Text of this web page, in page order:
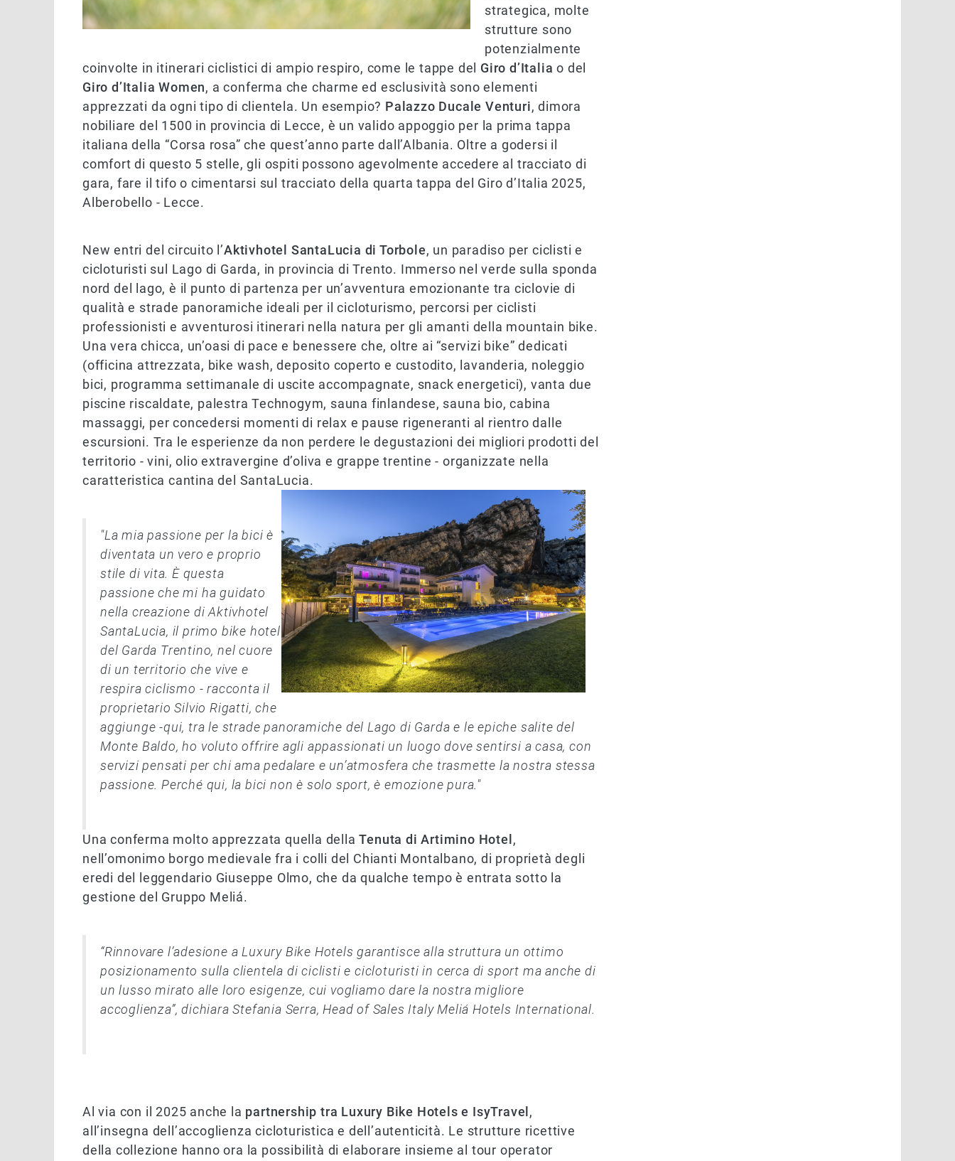
strategica, molte
strutture sono
potenzialmente
coinvolte in itinerari ciclistici di ampio respiro, come le tappe del Giro d’Italia o del
Giro d’Italia Women, a conferma che charme ed esclusività sono elementi
apprezzati da ogni tipo di clientela. Un esempio? Palazzo Ducale Venturi, dimora
nobiliare del 1500 in provincia di Lecce, è un valido appoggio per la prima tappa
italiana della “Corsa rosa” che quest’anno parte dall’Albania. Oltre a godersi il
comfort di questo 5 stelle, gli ospiti possono agevolmente accedere al tracciato di
gara, fare il tifo o cimentarsi sul tracciato della quarta tappa del Giro d’Italia 2025,
Alberobello - Lecce.
New entri del circuito l’Aktivhotel SantaLucia di Torbole, un paradiso per ciclisti e
cicloturisti sul Lago di Garda, in provincia di Trento. Immerso nel verde sulla sponda
nord del lago, è il punto di partenza per un’avventura emozionante tra ciclovie di
qualità e strade panoramiche ideali per il cicloturismo, percorsi per ciclisti
professionisti e avventurosi itinerari nella natura per gli amanti della mountain bike.
Una vera chicca, un’oasi di pace e benessere che, oltre ai “servizi bike” dedicati
(officina attrezzata, bike wash, deposito coperto e custodito, lavanderia, noleggio
bici, programma settimanale di uscite accompagnate, snack energetici), vanta due
piscine riscaldate, palestra Technogym, sauna finlandese, sauna bio, cabina
massaggi, per concedersi momenti di relax e pause rigeneranti al rientro dalle
escursioni. Tra le esperienze da non perdere le degustazioni dei migliori prodotti del
territorio - vini, olio extravergine d’oliva e grappe trentine - organizzate nella
caratteristica cantina del SantaLucia.
"La mia passione per la bici è
diventata un vero e proprio
stile di vita. È questa
passione che mi ha guidato
nella creazione di Aktivhotel
SantaLucia, il primo bike hotel
del Garda Trentino, nel cuore
di un territorio che vive e
respira ciclismo - racconta il
proprietario Silvio Rigatti, che
aggiunge -qui, tra le strade panoramiche del Lago di Garda e le epiche salite del
Monte Baldo, ho voluto offrire agli appassionati un luogo dove sentirsi a casa, con
servizi pensati per chi ama pedalare e un’atmosfera che trasmette la nostra stessa
passione. Perché qui, la bici non è solo sport, è emozione pura."
Una conferma molto apprezzata quella dellaTenuta di Artimino Hotel,
nell’omonimo borgo medievale fra i colli del Chianti Montalbano, di proprietà degli
eredi del leggendario Giuseppe Olmo, che da qualche tempo è entrata sotto la
gestione del Gruppo Meliá.
“Rinnovare l’adesione a Luxury Bike Hotels garantisce alla struttura un ottimo
posizionamento sulla clientela di ciclisti e cicloturisti in cerca di sport ma anche di
un lusso mirato alle loro esigenze, cui vogliamo dare la nostra migliore
accoglienza”, dichiara Stefania Serra, Head of Sales Italy Meliá Hotels International.
Al via con il 2025 anche la partnership tra Luxury Bike Hotels e IsyTravel,
all’insegna dell’accoglienza cicloturistica e dell’autenticità. Le strutture ricettive
della collezione hanno ora la possibilità di elaborare insieme al tour operator